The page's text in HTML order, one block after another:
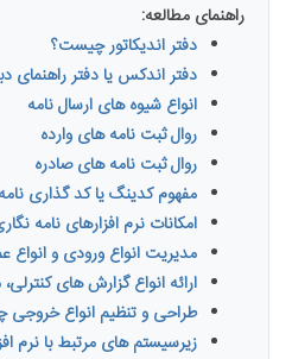
راهنمای مطالعه:
دفتر اندیکاتور چیست؟
دفتر اندکس یا دفتر راهنمای
انواع شیوه های ارسال نامه
روال ثبت نامه های وارده
روال ثبت نامه های صادره
مفهوم کدینگ یا کد گذاری
امکانات نرم افزارهای نامه
مدیریت انواع ورودی و انواع
ارائه انواع گزارش‏ های
طراحی و تنظیم انواع خروجی
زیرسیستم های مرتبط با نرم